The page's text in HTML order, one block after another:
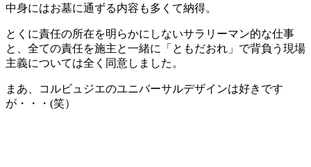
中身にはお墓に通ずる内容も多くて納得。
とくに責任の所在を明らかにしないサラリーマン的な仕事
と、全ての責任を施主と一緒に「ともだおれ」で背負う現場
主義については全く同意しました。
まあ、コルビュジエのユニバーサルデザインは好きです
が・・・(笑）